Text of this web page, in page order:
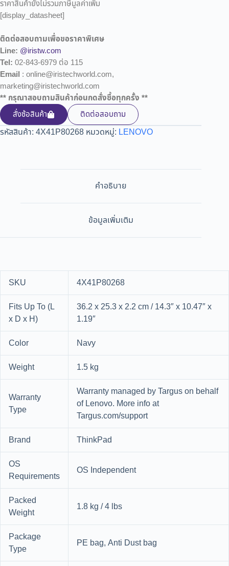
ราคาสินค้ายังไม่รวมภาษีมูลค่าเพิ่ม
[display_datasheet]
ติดต่อสอบถามเพื่อขอราคาพิเศษ
Line: @iristw.com
Tel: 02-843-6979 ต่อ 115
Email : online@iristechworld.com,
marketing@iristechworld.com
** กรุณาสอบถามสินค้าก่อนกดสั่งซื้อทุกครั้ง **
สั่งซ้อสินค้า
ติดต่อสอบถาม
รหัสสินค้า: 4X41P80268 หมวดหมู่: LENOVO
คำอธิบาย
ข้อมูลเพิ่มเติม
SKU
4X41P80268
Fits Up To (L
x D x H)
36.2 x 25.3 x 2.2 cm / 14.3″ x 10.47″ x
1.19″
Color
Navy
Weight
1.5 kg
Warranty
Type
Warranty managed by Targus on behalf
of Lenovo. More info at
Targus.com/support
Brand
ThinkPad
OS
Requirements
OS Independent
Packed
Weight
1.8 kg / 4 lbs
Package
Type
PE bag, Anti Dust bag